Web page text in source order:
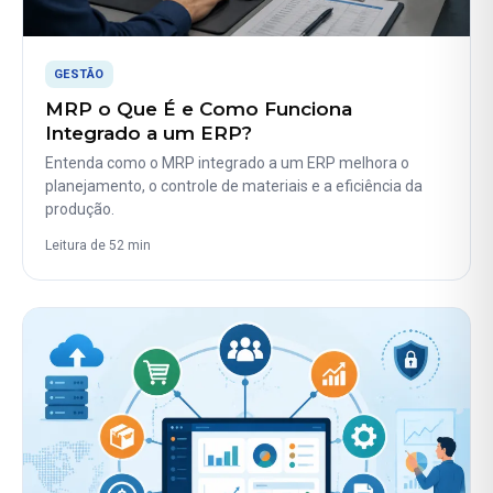
GESTÃO
MRP o Que É e Como Funciona
Integrado a um ERP?
Entenda como o MRP integrado a um ERP melhora o
planejamento, o controle de materiais e a eficiência da
produção.
Leitura de 52 min